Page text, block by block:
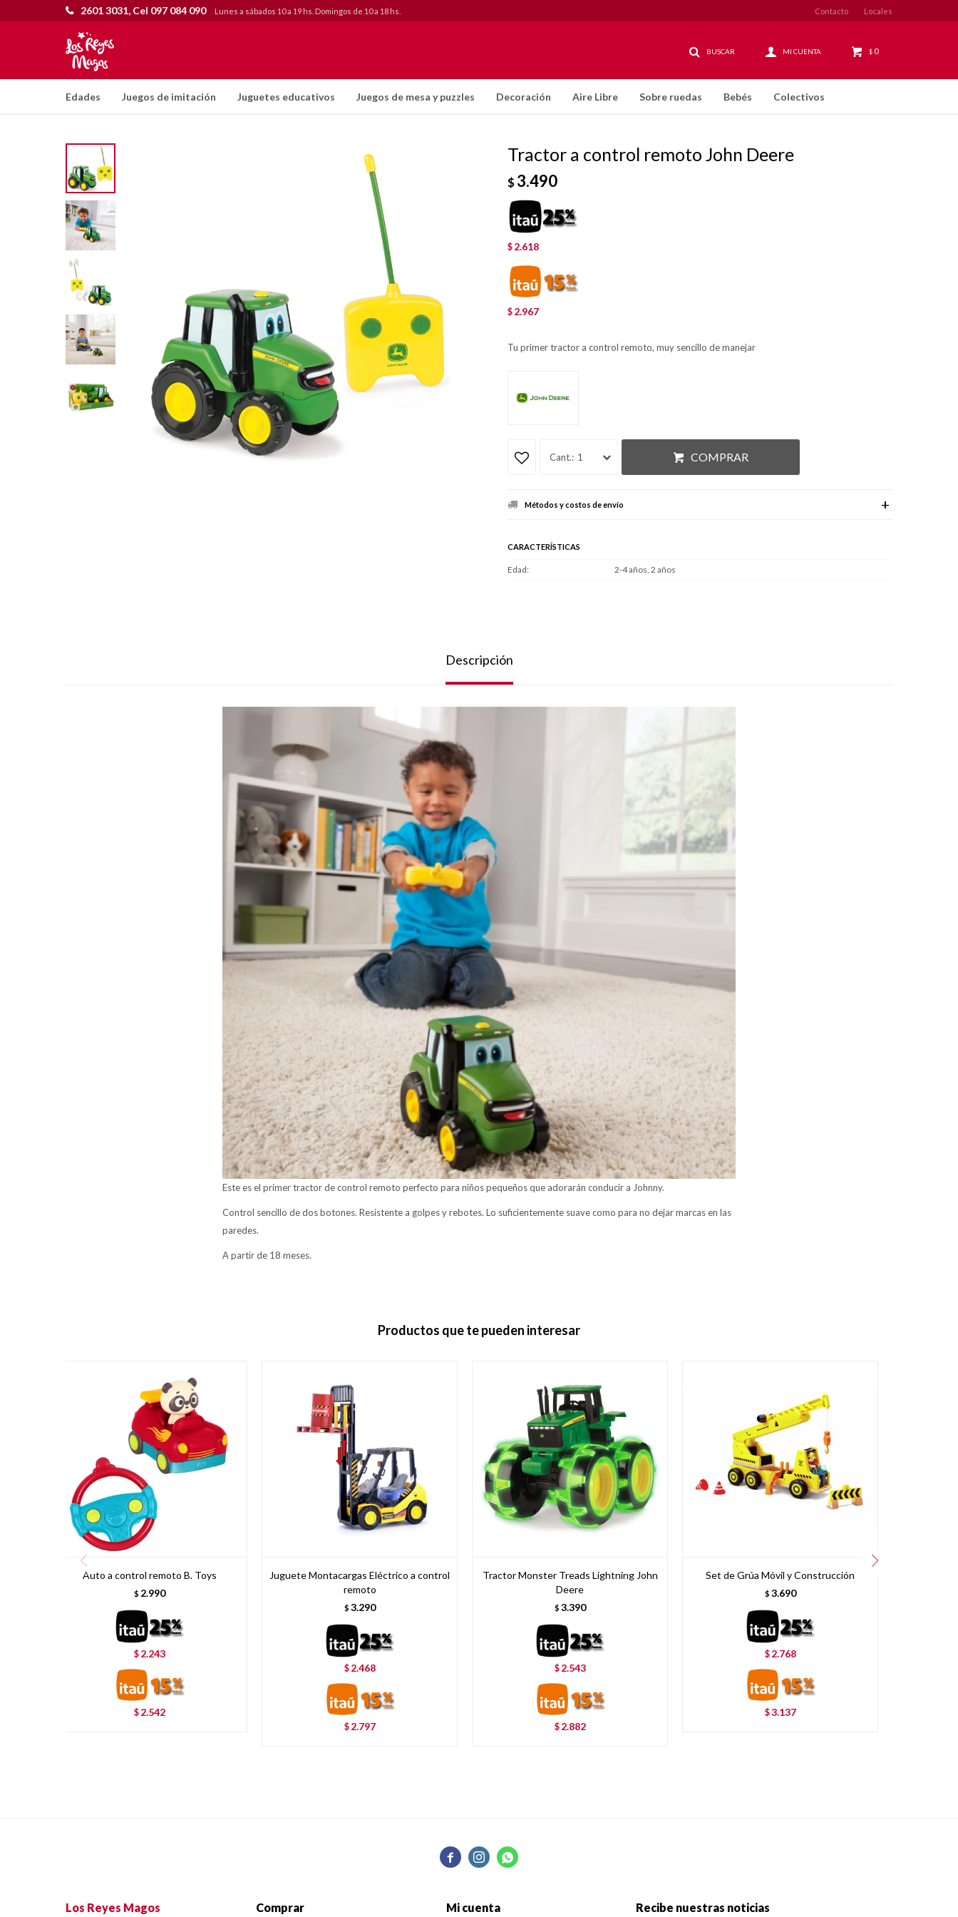
Edades Juegos de imitación Juguetes educativos Juegos de mesa y puzzles Decoración Aire Libre Sobre ruedas Bebés Colectivos
$ 0
2601 3031, Cel 097 084 090 Lunes a sábados 10 a 19 hs. Domingos de 10 a 18 hs. Contacto Locales
Tractor a control remoto John Deere
$3.490
$ 2.618
$ 2.967
Tu primer tractor a control remoto, muy sencillo de manejar
1 COMPRAR
Métodos y costos de envío
CARACTERÍSTICAS
Edad 2-4 años, 2 años
Descripción
Este es el primer tractor de control remoto perfecto para niños pequeños que adorarán conducir a Johnny.
Control sencillo de dos botones. Resistente a golpes y rebotes. Lo suficientemente suave como para no dejar marcas en las
paredes.
A partir de 18 meses.
Productos que te pueden interesar
Auto a control remoto B. Toys
$ 2.990
$ 2.243
$ 2.542
Juguete Montacargas Eléctrico a control
remoto
$ 3.290
$ 2.468
$ 2.797
Tractor Monster Treads Lightning John
Deere
$ 3.390
$ 2.543
$ 2.882
Set de Grúa Móvil y Construcción
$ 3.690
$ 2.768
$3.137
  
Los Reyes Magos Comprar Mi cuenta Recibe nuestras noticias